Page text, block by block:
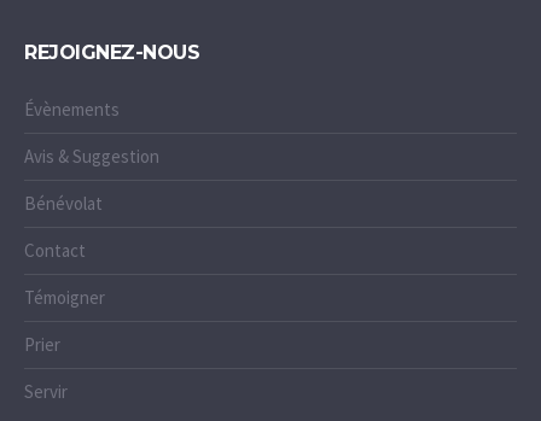
REJOIGNEZ-NOUS
Évènements
Avis & Suggestion
Bénévolat
Contact
Témoigner
Prier
Servir